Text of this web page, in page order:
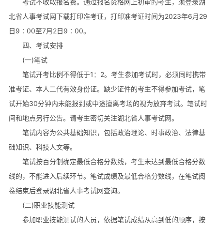
北省人事考试网下载打印准考证，打印准考证时间为2023年6月29
日9∶00至7月2日9∶00。
四、考试安排
(一)笔试
笔试开考比例不得低于1：2。考生参加考试时，必须同时携带
准考证、本人二代有效身份证。缺少证件的考生不得参加考试，笔
试开始30分钟内未能报到或中途擅离考场的视为放弃考试。笔试时
间和地点另行公告。请考生密切关注湖北省人事考试网。
笔试内容为公共基础知识，包括政治理论、时事政治、法律基
础知识、科技人文等。
笔试按百分制确定最低合格分数线，考生未达到最低合格分数
线的，不能进入后续环节。笔试成绩及最低合格分数线，在笔试阅
卷结束后登录湖北省人事考试网查询。
(二)职业技能测试
参加职业技能测试的人员，依据笔试成绩从高到低的顺序，按